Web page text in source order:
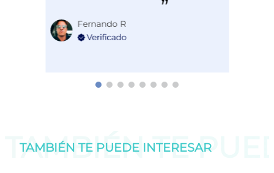
Fernando R
TAMBIÉN TE
TAMBIÉN TE PUEDE INTERESAR